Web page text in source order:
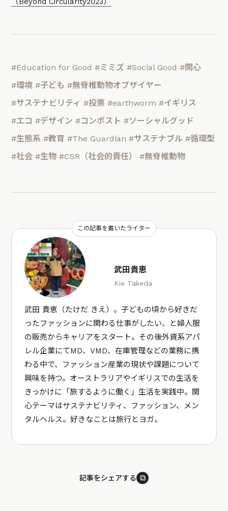
#Education for Good #ミミズ #Social Good #関心
#環境 #子ども #無脊椎動物オブザイヤー
#サステナビリティ #投票 #earthworm #イギリス
#エコ #デザイン #コンポスト #ソーシャルグッド
#生態系 #教育 #The Guardian #サステナブル #循環型
#社会 #生物 #CSR（社会的責任） #無脊椎動物
この記事を書いたライター
武田貴恵
Kie Takeda
武田 貴恵（たけだ きえ）。子どもの頃から好きだ
ったファッションに関わる仕事がしたい、と婦人服
の販売からキャリアをスタート。その後外資系アパ
レル企業にてMD、VMD、在庫管理などの業務に携
わる中で、ファッション産業の現状や課題について
興味を持つ。オーストラリアやイギリスでの生活を
きっかけに「旅するように働く」生活を実践中。関
心テーマはサステナビリティ、ファッション、メン
タルヘルス。好きなことは旅行とヨガ。
記事をシェアする ⧉